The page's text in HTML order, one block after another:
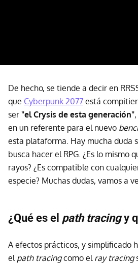
De hecho, se tiende a decir en
que Cyberpunk 2077 está
ser "el Crysis de esta generación"
en un referente para el nuevo
esta plataforma. Hay mucha duda
busca hacer el RPG. ¿Es lo mismo
rayos? ¿Es compatible con
especie? Muchas dudas, vamos a
¿Qué es el path tracingy
A efectos prácticos, y simplificado
el path tracingcomo el ray tracing